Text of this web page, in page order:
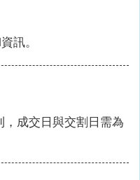
訊。
，成交日與交割日需為